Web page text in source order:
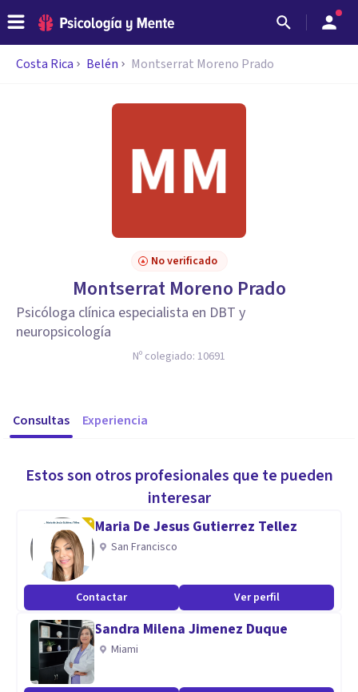
Costa Rica Belén Montserrat Moreno Prado
No verificado
Montserrat Moreno Prado
Psicóloga clínica especialista en DBT y
neuropsicología
Nº colegiado: 10691
Consultas Experiencia
Estos son otros profesionales que te pueden
interesar
Maria De Jesus Gutierrez Tellez
San Francisco
Contactar Ver perfil
Sandra Milena Jimenez Duque
Miami